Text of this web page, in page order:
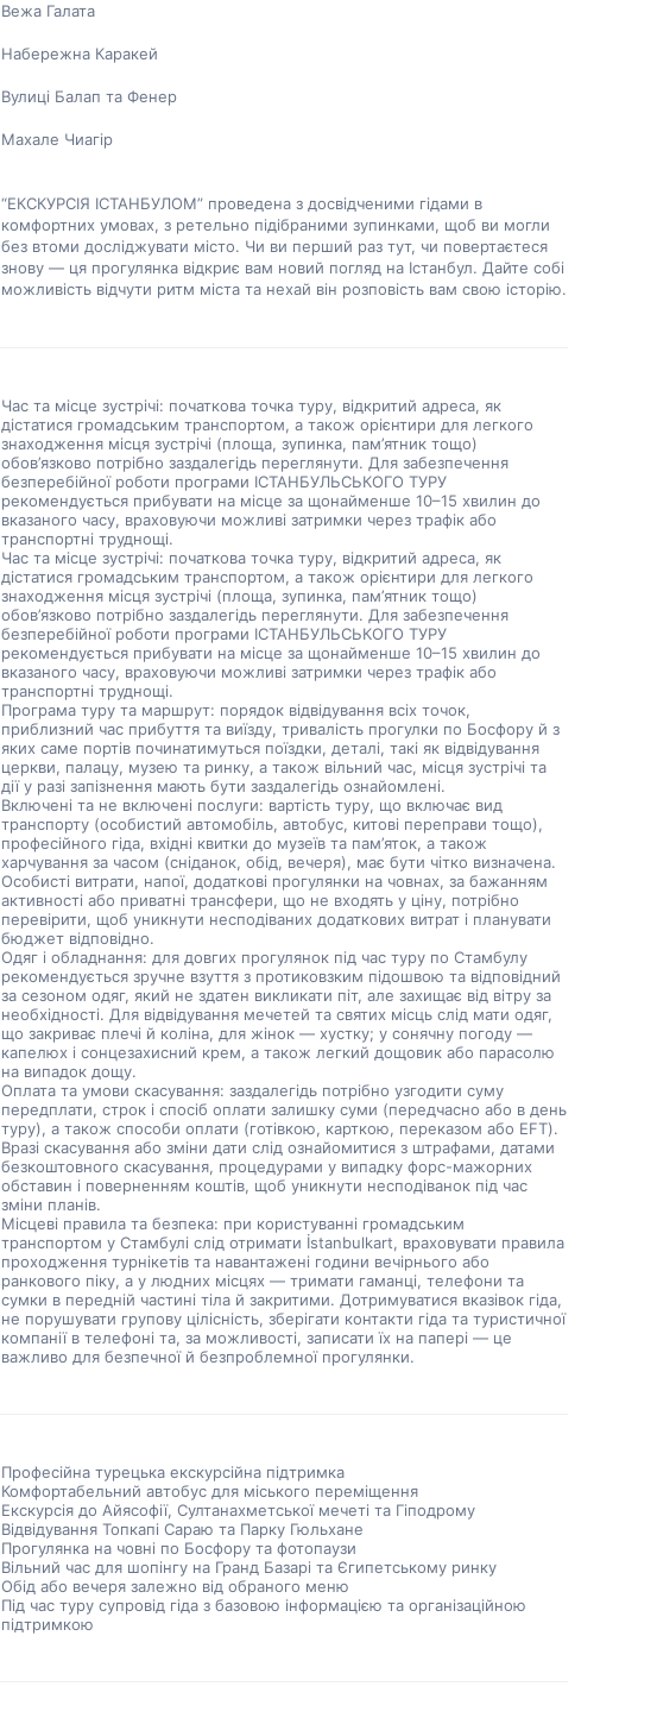
Вежа Галата
Набережна Каракей
Вулиці Балап та Фенер
Махале Чиагір
“ЕКСКУРСІЯ ІСТАНБУЛОМ” проведена з досвідченими гідами в
комфортних умовах, з ретельно підібраними зупинками, щоб ви могли
без втоми досліджувати місто. Чи ви перший раз тут, чи повертаєтеся
знову — ця прогулянка відкриє вам новий погляд на Істанбул. Дайте собі
можливість відчути ритм міста та нехай він розповість вам свою історію.
Час та місце зустрічі: початкова точка туру, відкритий адреса, як
дістатися громадським транспортом, а також орієнтири для легкого
знаходження місця зустрічі (площа, зупинка, пам’ятник тощо)
обов’язково потрібно заздалегідь переглянути. Для забезпечення
безперебійної роботи програми ІСТАНБУЛЬСЬКОГО ТУРУ
рекомендується прибувати на місце за щонайменше 10–15 хвилин до
вказаного часу, враховуючи можливі затримки через трафік або
транспортні труднощі.
Час та місце зустрічі: початкова точка туру, відкритий адреса, як
дістатися громадським транспортом, а також орієнтири для легкого
знаходження місця зустрічі (площа, зупинка, пам’ятник тощо)
обов’язково потрібно заздалегідь переглянути. Для забезпечення
безперебійної роботи програми ІСТАНБУЛЬСЬКОГО ТУРУ
рекомендується прибувати на місце за щонайменше 10–15 хвилин до
вказаного часу, враховуючи можливі затримки через трафік або
транспортні труднощі.
Програма туру та маршрут: порядок відвідування всіх точок,
приблизний час прибуття та виїзду, тривалість прогулки по Босфору й з
яких саме портів починатимуться поїздки, деталі, такі як відвідування
церкви, палацу, музею та ринку, а також вільний час, місця зустрічі та
дії у разі запізнення мають бути заздалегідь ознайомлені.
Включені та не включені послуги: вартість туру, що включає вид
транспорту (особистий автомобіль, автобус, китові переправи тощо),
професійного гіда, вхідні квитки до музеїв та пам’яток, а також
харчування за часом (сніданок, обід, вечеря), має бути чітко визначена.
Особисті витрати, напої, додаткові прогулянки на човнах, за бажанням
активності або приватні трансфери, що не входять у ціну, потрібно
перевірити, щоб уникнути несподіваних додаткових витрат і планувати
бюджет відповідно.
Одяг і обладнання: для довгих прогулянок під час туру по Стамбулу
рекомендується зручне взуття з протиковзким підошвою та відповідний
за сезоном одяг, який не здатен викликати піт, але захищає від вітру за
необхідності. Для відвідування мечетей та святих місць слід мати одяг,
що закриває плечі й коліна, для жінок — хустку; у сонячну погоду —
капелюх і сонцезахисний крем, а також легкий дощовик або парасолю
на випадок дощу.
Оплата та умови скасування: заздалегідь потрібно узгодити суму
передплати, строк і спосіб оплати залишку суми (передчасно або в день
туру), а також способи оплати (готівкою, карткою, переказом або EFT).
Вразі скасування або зміни дати слід ознайомитися з штрафами, датами
безкоштовного скасування, процедурами у випадку форс-мажорних
обставин і поверненням коштів, щоб уникнути несподіванок під час
зміни планів.
Місцеві правила та безпека: при користуванні громадським
транспортом у Стамбулі слід отримати İstanbulkart, враховувати правила
проходження турнікетів та навантажені години вечірнього або
ранкового піку, а у людних місцях — тримати гаманці, телефони та
сумки в передній частині тіла й закритими. Дотримуватися вказівок гіда,
не порушувати групову цілісність, зберігати контакти гіда та туристичної
компанії в телефоні та, за можливості, записати їх на папері — це
важливо для безпечної й безпроблемної прогулянки.
Професійна турецька екскурсійна підтримка
Комфортабельний автобус для міського переміщення
Екскурсія до Айясофії, Султанахметської мечеті та Гіподрому
Відвідування Топкапі Сараю та Парку Гюльхане
Прогулянка на човні по Босфору та фотопаузи
Вільний час для шопінгу на Гранд Базарі та Єгипетському ринку
Обід або вечеря залежно від обраного меню
Під час туру супровід гіда з базовою інформацією та організаційною
підтримкою